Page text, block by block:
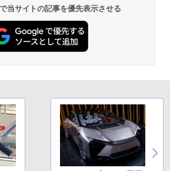
当サイトの記事を優先表示させる